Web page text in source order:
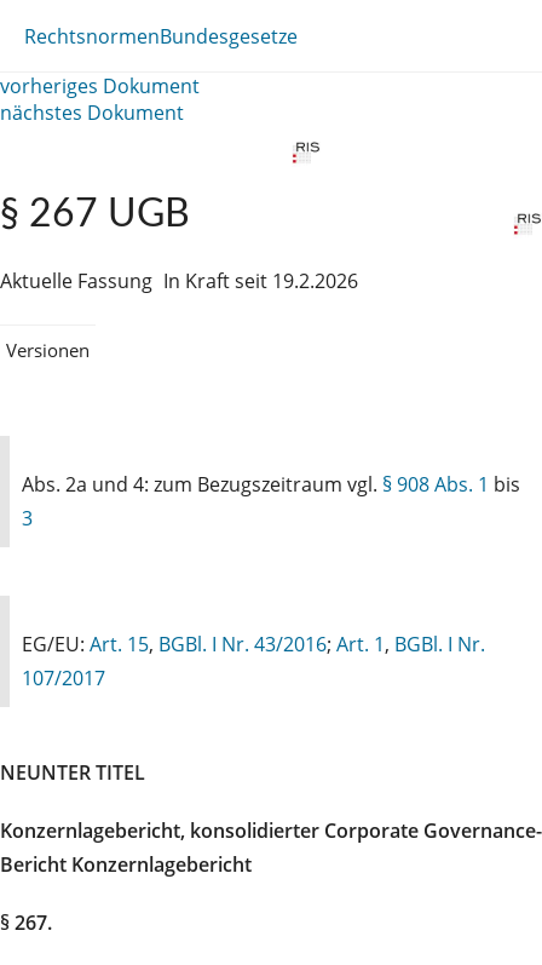
RechtsnormenBundesgesetze
vorheriges Dokument
nächstes Dokument
§ 267 UGB
Aktuelle Fassung In Kraft seit 19.2.2026
Versionen
Abs. 2a und 4: zum Bezugszeitraum vgl. § 908 Abs. 1 bis
3
EG/EU: Art. 15, BGBl. I Nr. 43/2016; Art. 1, BGBl. I Nr.
107/2017
NEUNTER TITEL
Konzernlagebericht, konsolidierter Corporate Governance-
Bericht Konzernlagebericht
§ 267.